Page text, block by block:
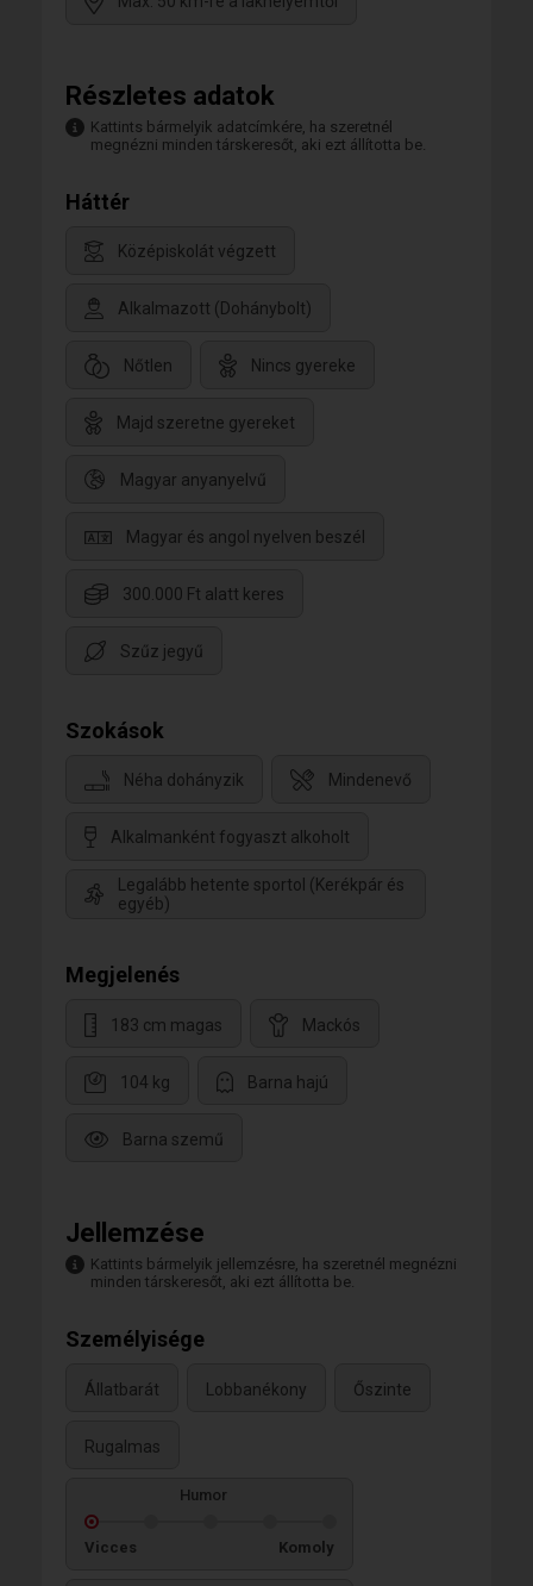
Részletes adatok
Kattints bármelyik adatcímkére, ha szeretnél
megnézni minden társkeresőt, aki ezt állította be.
Háttér
Középiskolát végzett
Alkalmazott (Dohánybolt)
Nőtlen Nincs gyereke
Majd szeretne gyereket
Magyar anyanyelvű
Magyar és angol nyelven beszél
300.000 Ft alatt keres
Szűz jegyű
Szokások
Néha dohányzik Mindenevő
Alkalmanként fogyaszt alkoholt
Legalább hetente sportol (Kerékpár és
egyéb)
Megjelenés
183 cm magas Mackós
104 kg Barna hajú
Barna szemű
Jellemzése
Kattints bármelyik jellemzésre, ha szeretnél megnézni
minden társkeresőt, aki ezt állította be.
Személyisége
Állatbarát Lobbanékony Őszinte
Rugalmas
Humor
Vicces Komoly